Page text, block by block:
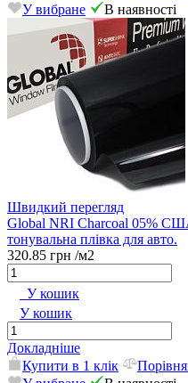
У вибране
В наявності
Швидкий перегляд
Global NRI Charcoal 05%
тонувальна плівка для авто.
320.85 грн /м2
У кошик
У кошик
Докладніше
Купити в 1 клік